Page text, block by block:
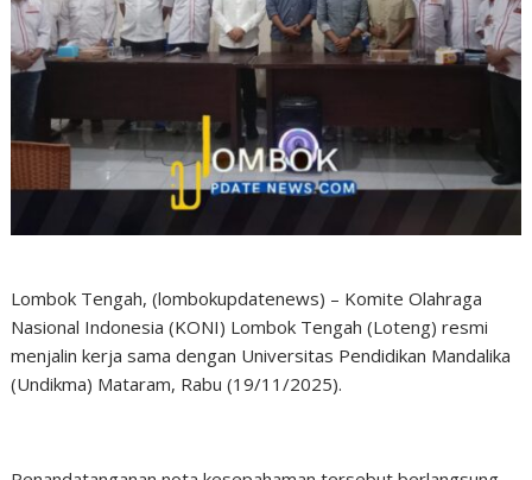
Lombok Tengah, (lombokupdatenews) – Komite Olahraga
Nasional Indonesia (KONI) Lombok Tengah (Loteng) resmi
menjalin kerja sama dengan Universitas Pendidikan Mandalika
(Undikma) Mataram, Rabu (19/11/2025).